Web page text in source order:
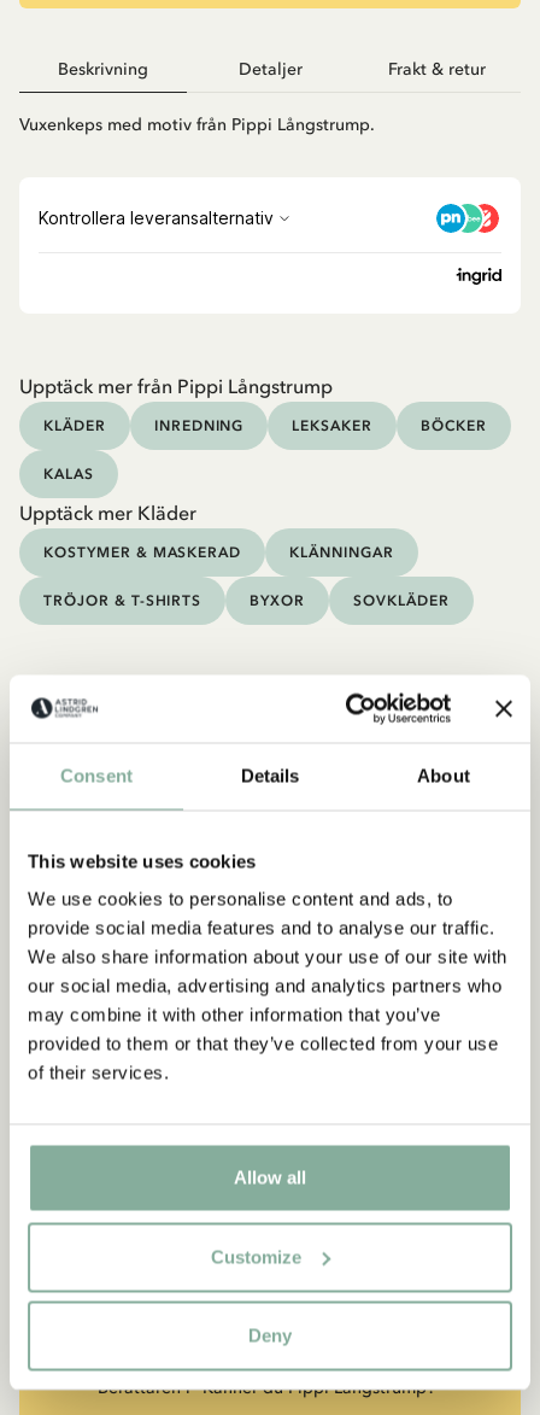
Consent Details About
This website uses cookies
We use cookies to personalise content and ads, to
provide social media features and to analyse our traffic.
We also share information about your use of our site with
our social media, advertising and analytics partners who
may combine it with other information that you’ve
provided to them or that they’ve collected from your use
of their services.
Allow all
Customize
Deny
Beskrivning Detaljer Frakt & retur
Vuxenkeps med motiv från Pippi Långstrump.
Upptäck mer från Pippi Långstrump
KLÄDER INREDNING LEKSAKER BÖCKER
KALAS
Upptäck mer Kläder
KOSTYMER & MASKERAD KLÄNNINGAR
TRÖJOR & T-SHIRTS BYXOR SOVKLÄDER
CITAT
“Den som är väldigt stark
måste också vara väldigt
snäll.”
Berättaren i "Känner du Pippi Långstrump?"